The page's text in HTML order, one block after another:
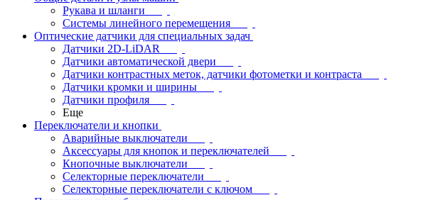
Рукава и шланги
Системы линейного перемещения
Оптические датчики для специальных задач
Датчики 2D-LiDAR
Датчики автоматической двери
Датчики контрастных меток, датчики фотометки и контраста
Датчики кромки и ширины
Датчики профиля
Еще
Переключатели и кнопки
Аварийные выключатели
Аксессуары для кнопок и переключателей
Кнопочные выключатели
Селекторные переключатели
Селекторные переключатели с ключом